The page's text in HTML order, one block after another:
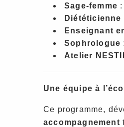
Sage-femme
Diététicienne
Enseignant
Sophrologue
Atelier
Une équipe à
Ce programme,
accompagnement